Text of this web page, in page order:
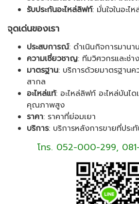
รับประกันอะไหล่ลิฟท์: มั่นใจในอะไ
จุดเด่นของเรา
ประสบการณ์: ดำเนินกิจการมานา
ความเชี่ยวชาญ: ทีมวิศวกรและช่
มาตรฐาน: บริการด้วยมาตรฐาน
สากล
อะไหล่แท้: อะไหล่ลิฟท์ อะไหล่บันไ
คุณภาพสูง
ราคา: ราคาที่ย่อมเยา
บริการ: บริการหลังการขายที่ประทั
โทร. 052-000-299,